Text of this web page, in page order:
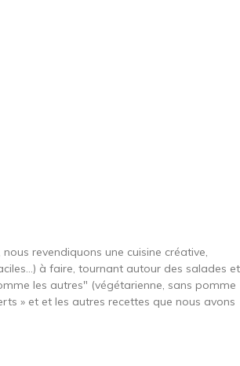
revendiquons une cuisine créative,
à faire, tournant autour des salades et
les autres" (végétarienne, sans pomme
» et et les autres recettes que nous avons